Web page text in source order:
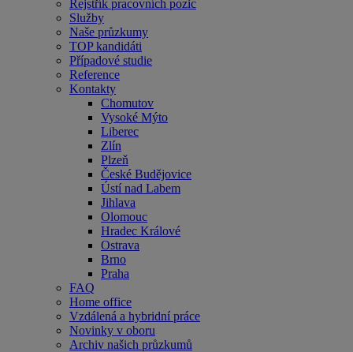
Rejstřík pracovních pozic
Služby
Naše průzkumy
TOP kandidáti
Případové studie
Reference
Kontakty
Chomutov
Vysoké Mýto
Liberec
Zlín
Plzeň
České Budějovice
Ústí nad Labem
Jihlava
Olomouc
Hradec Králové
Ostrava
Brno
Praha
FAQ
Home office
Vzdálená a hybridní práce
Novinky v oboru
Archiv našich průzkumů